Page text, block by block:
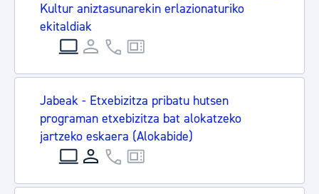
Kultur aniztasunarekin erlazionaturiko
ekitaldiak
Jabeak - Etxebizitza pribatu hutsen
programan etxebizitza bat alokatzeko
jartzeko eskaera (Alokabide)